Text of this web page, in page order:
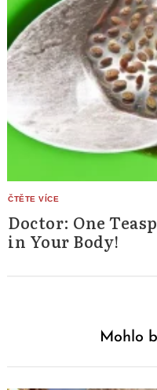
Doctor: One
in Your Body!
Mohlo